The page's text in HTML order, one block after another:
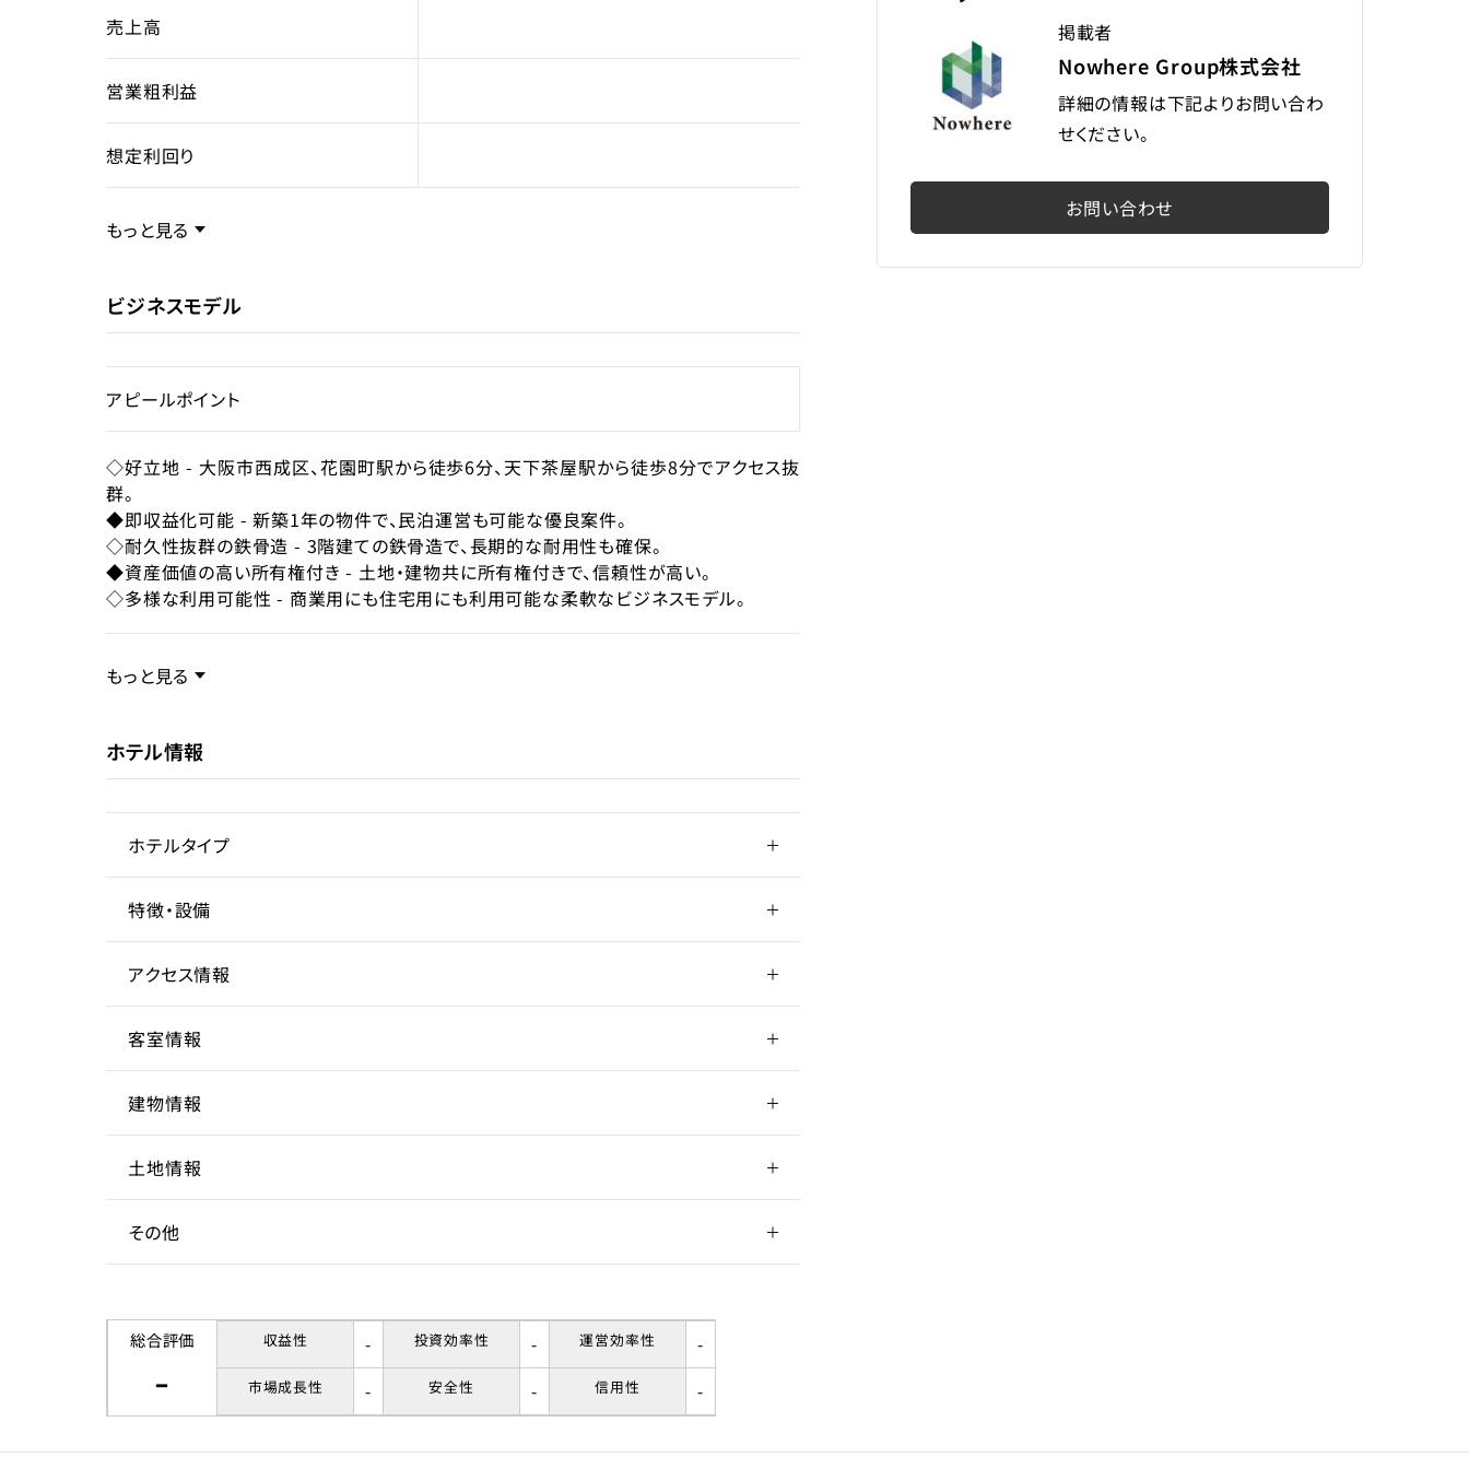
掲載者
Nowhere Group株式会社
詳細の情報は下記よりお問い合わ
せください。
お問い合わせ
売上高
営業粗利益
想定利回り
売却スキーム
権利
売却理由
ライセンス種類
現状
もっと見る
ビジネスモデル
アピールポイント
◇好立地 - 大阪市西成区、花園町駅から徒歩6分、天下茶屋駅から徒歩8分でアクセス抜
群。
◆即収益化可能 - 新築1年の物件で、民泊運営も可能な優良案件。
◇耐久性抜群の鉄骨造 - 3階建ての鉄骨造で、長期的な耐用性も確保。
◆資産価値の高い所有権付き - 土地・建物共に所有権付きで、信頼性が高い。
◇多様な利用可能性 - 商業用にも住宅用にも利用可能な柔軟なビジネスモデル。
事業内容／事業特徴
ターゲット層
客単価／客室単価
稼働率
もっと見る
ホテル情報
ホテルタイプ
特徴・設備
アクセス情報
所在地 大阪市西成区天下茶屋
アクセス 花園町駅 徒歩
駅までの距離 7分以内
客室情報
客室数 2～6室
延床面積 191.34㎡
間取り 1DK
収容人数
建物情報
建物構造 木造
階数 3階
築年数 2020年
リノベーション履歴
土地情報
土地権利 所有権
土地面積 122.14㎡
都市計画区域
用途地域 第一種住居地域
その他
賃貸借契約形態
契約期間 応相談
賃料
総合評価
-
収益性 - 投資効率性 - 運営効率性 -
市場成長性 - 安全性 - 信用性 -